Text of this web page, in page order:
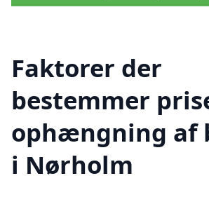
Faktorer der
bestemmer
ophængning af
i Nørholm